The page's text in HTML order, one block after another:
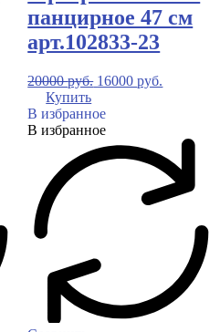
панцирное 47 см
арт.102833-23
20000руб. 16000руб.
Купить
В избранное
В избранное